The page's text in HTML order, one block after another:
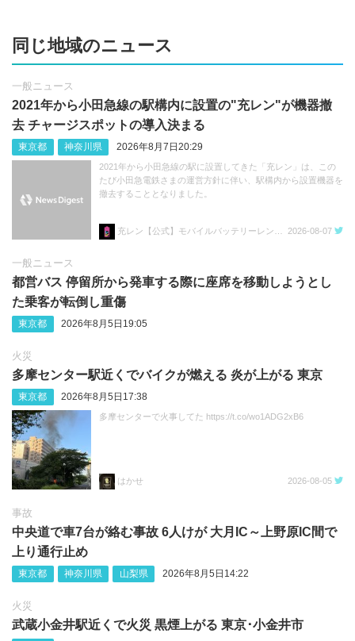
同じ地域のニュース
一般ニュース
2021年から小田急線の駅構内に設置の"充レン"が機器撤
去 チャージスポットの導入決まる
東京都 神奈川県 2026年8月7日20:29
2021年から小田急線の駅に設置してきた「充レン」は、この
たび小田急電鉄さまの運営方針に伴い、駅構内から設置機器を
撤去することとなりました。
2026-08-07
一般ニュース
都営バス 停留所から発車する際に座席を移動しようとし
た乗客が転倒し重傷
東京都 2026年8月5日19:05
火災
多摩センター駅近くでバイクが燃える 炎が上がる 東京
東京都 2026年8月5日17:38
多摩センターで火事してた https://t.co/wo1ADG2xB6
はかせ 2026-08-05
事故
中央道で車7台が絡む事故 6人けが 大月IC～上野原IC間で
上り通行止め
東京都 神奈川県 山梨県 2026年8月5日14:22
火災
武蔵小金井駅近くで火災 黒煙上がる 東京･小金井市